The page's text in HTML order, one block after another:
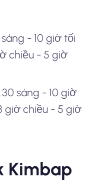
sáng - 10 giờ tối
chiều - 5 giờ
sáng - 10 giờ
giờ chiều - 5 giờ
Kimbap